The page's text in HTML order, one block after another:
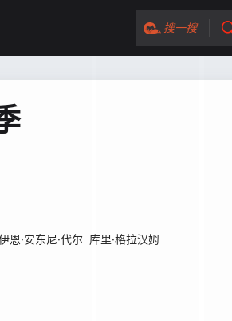
搜一搜
恩·安东尼·代尔 库里·格拉汉姆